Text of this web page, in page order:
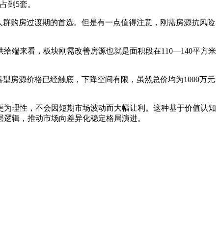
到5套。
购房过渡期的首选。但是有一点值得注意，刚需房源抗风险
端来看，板块刚需改善房源也就是面积段在110—140平方米
房源价格已经触底，下降空间有限，虽然总价均为1000万元
理性，不会因短期市场波动而大幅让利。这种基于价值认知
辑，推动市场向差异化稳定格局演进。